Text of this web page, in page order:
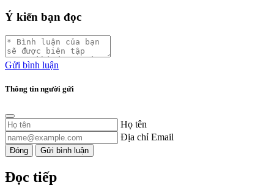
Ý kiến bạn đọc
Gửi bình luận
Thông tin người gửi
Họ tên
Địa chỉ Email
Đóng Gửi bình luận
Đọc tiếp